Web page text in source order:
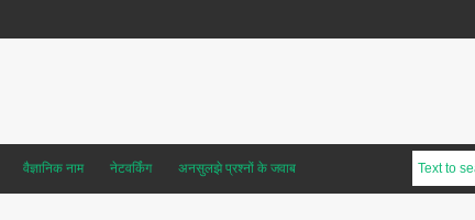
वैज्ञानिक नाम नेटवर्किंग अनसुलझे प्रश्नों के जवाब